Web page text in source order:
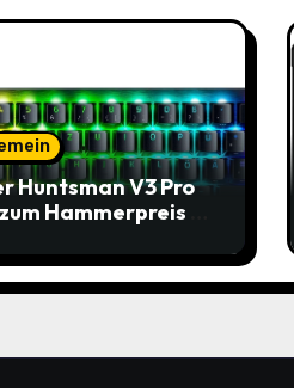
Huntsman V3 Pro
Hammerpreis –